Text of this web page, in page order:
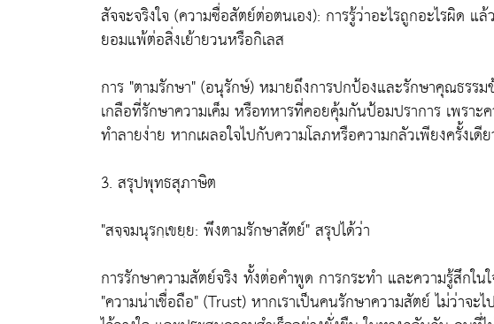
สัจจะจริงใจ (ความซื่อสัตย์ต่อตนเอง): การรู้ว่าอะไรถูกอะไรผิด
ยอมแพ้ต่อสิ่งเย้ายวนหรือกิเลส
การ "ตามรักษา" (อนุรักษ์) หมายถึงการปกป้องและรักษาคุณธรรม
เกลือที่รักษาความเค็ม หรือทหารที่คอยคุ้มกันป้อมปราการ เพรา
ทำลายง่าย หากเผลอใจไปกับความโลภหรือความกลัวเพียงครั้งเ
3. สรุปพุทธสุภาษิต
"สจฺจมนุรกฺเขยฺย: พึงตามรักษาสัตย์" สรุปได้ว่า
การรักษาความสัตย์จริง ทั้งต่อคำพูด การกระทำ และความรู้สึกใ
"ความน่าเชื่อถือ" (Trust) หากเราเป็นคนรักษาความสัตย์ ไม่ว่าจ